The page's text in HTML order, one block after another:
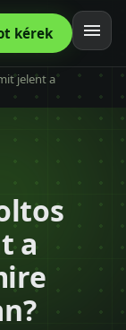
kérek
jelent a
a